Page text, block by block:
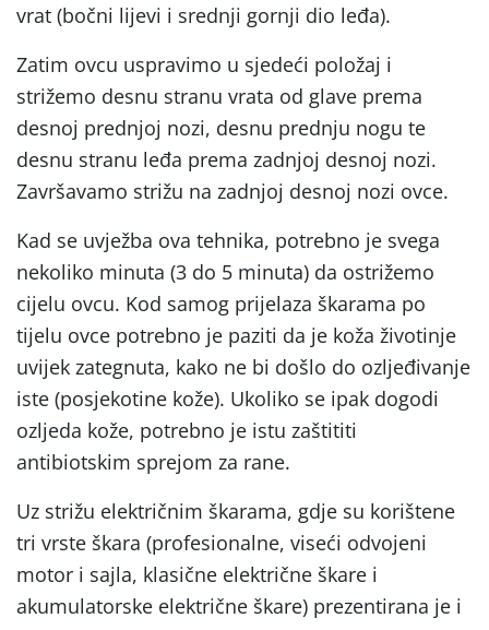
vrat (bočni lijevi i srednji gornji dio leđa).
Zatim ovcu uspravimo u sjedeći položaj i
strižemo desnu stranu vrata od glave prema
desnoj prednjoj nozi, desnu prednju nogu te
desnu stranu leđa prema zadnjoj desnoj nozi.
Završavamo strižu na zadnjoj desnoj nozi ovce.
Kad se uvježba ova tehnika, potrebno je svega
nekoliko minuta (3 do 5 minuta) da ostrižemo
cijelu ovcu. Kod samog prijelaza škarama po
tijelu ovce potrebno je paziti da je koža životinje
uvijek zategnuta, kako ne bi došlo do ozljeđivanje
iste (posjekotine kože). Ukoliko se ipak dogodi
ozljeda kože, potrebno je istu zaštititi
antibiotskim sprejom za rane.
Uz strižu električnim škarama, gdje su korištene
tri vrste škara (profesionalne, viseći odvojeni
motor i sajla, klasične električne škare i
akumulatorske električne škare) prezentirana je i